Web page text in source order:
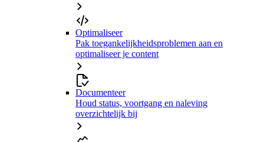
Optimaliseer
Pak toegankelijkheidsproblemen aan en
optimaliseer je content
Documenteer
Houd status, voortgang en naleving
overzichtelijk bij